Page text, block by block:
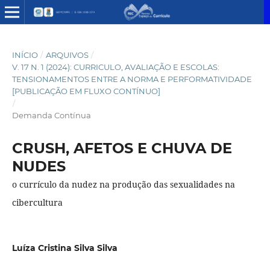
INÍCIO / ARQUIVOS /
V. 17 N. 1 (2024): CURRICULO, AVALIAÇÃO E ESCOLAS:
TENSIONAMENTOS ENTRE A NORMA E PERFORMATIVIDADE
[PUBLICAÇÃO EM FLUXO CONTÍNUO]
/
Demanda Contínua
CRUSH, AFETOS E CHUVA DE
NUDES
o currículo da nudez na produção das sexualidades na
cibercultura
Luíza Cristina Silva Silva